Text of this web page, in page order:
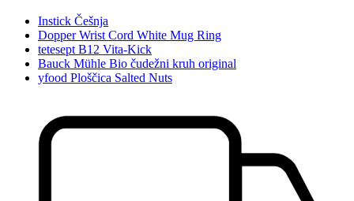
Instick Češnja
Dopper Wrist Cord White Mug Ring
tetesept B12 Vita-Kick
Bauck Mühle Bio čudežni kruh original
yfood Ploščica Salted Nuts